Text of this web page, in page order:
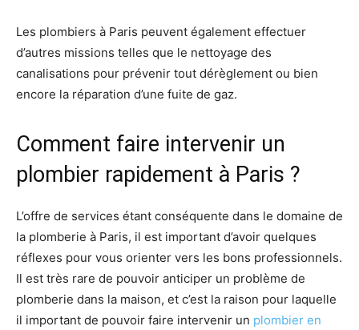
Les plombiers à Paris peuvent également effectuer
d’autres missions telles que le nettoyage des
canalisations pour prévenir tout dérèglement ou bien
encore la réparation d’une fuite de gaz.
Comment faire intervenir un
plombier rapidement à Paris ?
L’offre de services étant conséquente dans le domaine de
la plomberie à Paris, il est important d’avoir quelques
réflexes pour vous orienter vers les bons professionnels.
Il est très rare de pouvoir anticiper un problème de
plomberie dans la maison, et c’est la raison pour laquelle
il important de pouvoir faire intervenir un plombier en